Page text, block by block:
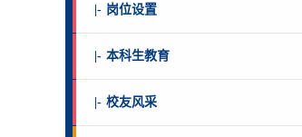
|- 岗位设置
|- 本科生教育
|- 校友风采